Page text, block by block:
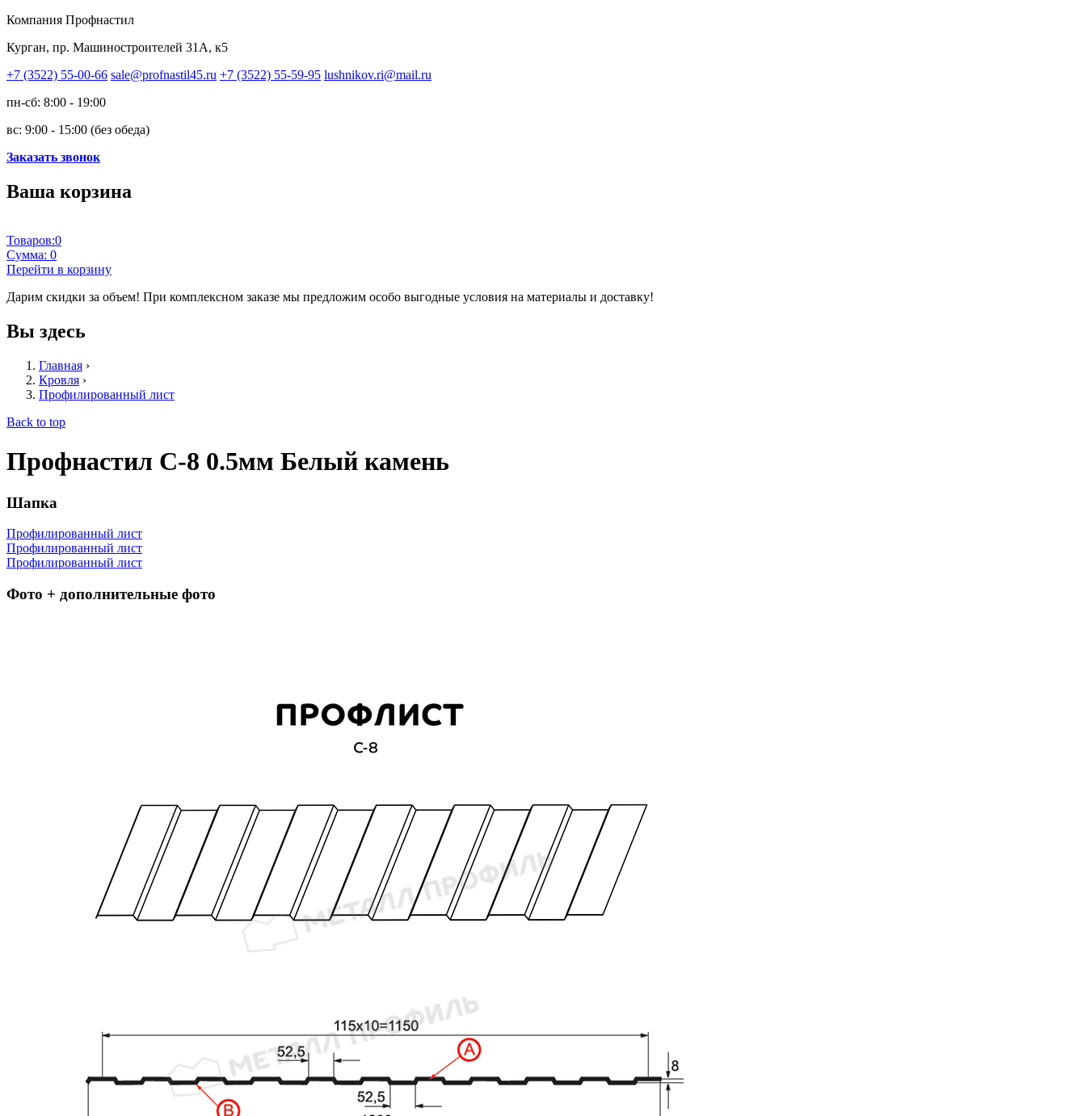
Компания Профнастил
Курган, пр. Машиностроителей 31А, к5
+7 (3522) 55-00-66 sale@profnastil45.ru +7 (3522) 55-59-95 lushnikov.ri@mail.ru
пн-сб: 8:00 - 19:00
вс: 9:00 - 15:00 (без обеда)
Заказать звонок
Ваша корзина
Товаров:0
Сумма: 0
Перейти в корзину
Дарим скидки за объем! При комплексном заказе мы предложим особо выгодные условия на материалы и доставку!
Вы здесь
Главная ›
Кровля ›
Профилированный лист
Back to top
Профнастил С-8 0.5мм Белый камень
Шапка
Профилированный лист
Профилированный лист
Профилированный лист
Фото + дополнительные фото